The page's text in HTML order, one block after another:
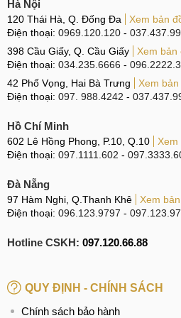
cho mình những cam kết Uy tín.
Linh kiện Zin 100%
Linh kiện Zin
Để màn hình sau thay thế đảm
đảm bảo trải nghiệm của khách
kết luôn khắt khe trong vấn đề
Chúng tôi cam kết chỉ sử dụng
Linh kiện Zin 100% : Cam
mới, không sử dụng linh kiện
Linh kiện Chính hãng,
hiển thị và cảm ứng không có
hình ban đầu.
Hà Nội
120 Thái Hà, Q. Đống Đa
Xem bản
Điện thoại: 0969.120.120 -
398 Cầu Giấy, Q. Cầu Giấy
Xem bản
Điện thoại: 034.235.6666 -
42 Phố Vọng, Hai Bà Trưng
Xem bản
Điện thoại: 097. 988.4242 -
Hồ Chí Minh
602 Lê Hồng Phong, P.10, Q.10
Xem
Điện thoại: 097.1111.602 -
Đà Nẵng
97 Hàm Nghi, Q.Thanh Khê
Xem
Điện thoại: 096.123.9797 -
Hotline CSKH: 097.120.66.88
QUY ĐỊNH - CHÍNH SÁCH
Chính sách bảo hành